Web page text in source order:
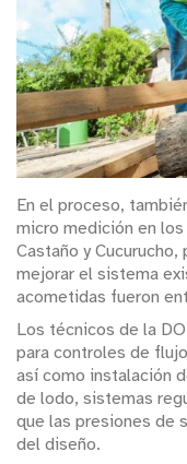
En el proceso,
micro medición en
Castaño y
mejorar el sistema
acometidas fueron
Los técnicos de la
para controles de
así como instalación
de lodo, sistemas
que las presiones de
del diseño.